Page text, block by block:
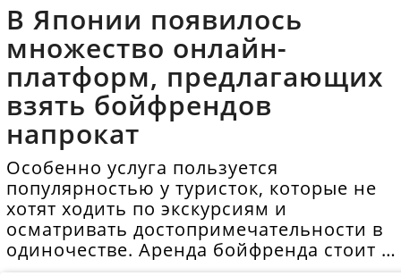
В Японии появилось
множество онлайн-
платформ, предлагающих
взять бойфрендов
напрокат
Особенно услуга пользуется
популярностью у туристок, которые не
хотят ходить по экскурсиям и
осматривать достопримечательности в
одиночестве. Аренда бойфренда стоит в